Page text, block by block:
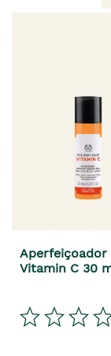
Aperfeiçoador
Vitamin C 30